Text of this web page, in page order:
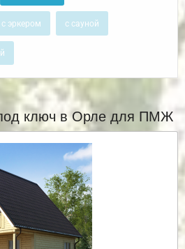
с эркером с сауной
ключ в Орле для ПМЖ